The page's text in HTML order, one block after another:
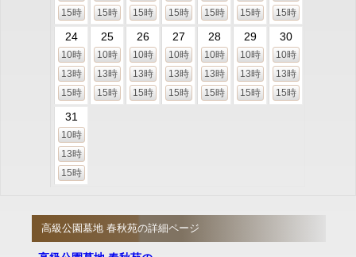
15時
15時
15時
15時
15時
15時
15時
24
10時
13時
15時
25
10時
13時
15時
26
10時
13時
15時
27
10時
13時
15時
28
10時
13時
15時
29
10時
13時
15時
30
10時
13時
15時
31
10時
13時
15時
高級公園墓地 春秋苑の詳細ページ